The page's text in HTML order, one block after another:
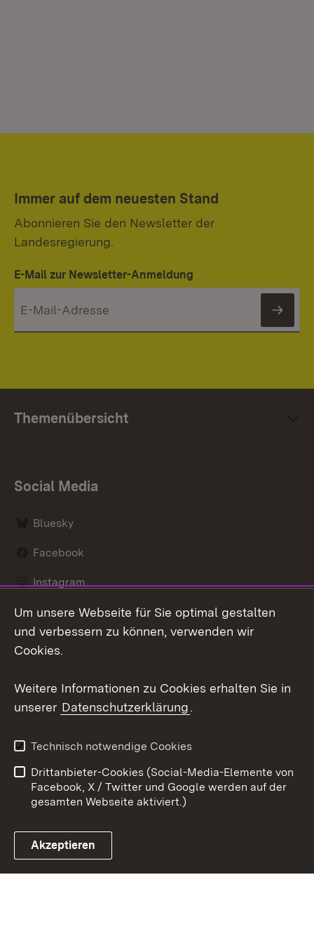
Immer auf dem neuesten Stand
Abonnieren Sie den Newsletter der
Landesregierung.
E-Mail zur Newsletter-Anmeldung
Themenübersicht
Social Media
Bluesky
Facebook
Instagram
LinkedIn
Link zum Landesportal
Datenschutz
Barrierefreiheit
Impressum
Cookies
Um unsere Webseite für Sie optimal gestalten
und verbessern zu können, verwenden wir
Cookies.
Weitere Informationen zu Cookies erhalten Sie in
unserer Datenschutzerklärung.
Technisch notwendige Cookies
Drittanbieter-Cookies (Social-Media-Elemente von
Facebook, X / Twitter und Google werden auf der
gesamten Webseite aktiviert.)
Akzeptieren